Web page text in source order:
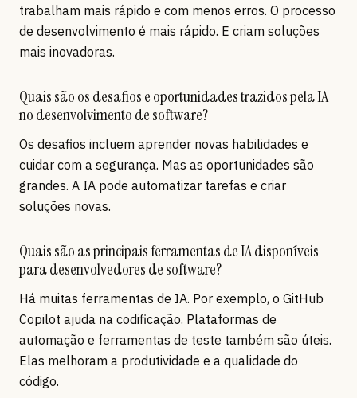
trabalham mais rápido e com menos erros. O processo
de desenvolvimento é mais rápido. E criam soluções
mais inovadoras.
Quais são os desafios e oportunidades trazidos pela IA
no desenvolvimento de software?
Os desafios incluem aprender novas habilidades e
cuidar com a segurança. Mas as oportunidades são
grandes. A IA pode automatizar tarefas e criar
soluções novas.
Quais são as principais ferramentas de IA disponíveis
para desenvolvedores de software?
Há muitas ferramentas de IA. Por exemplo, o GitHub
Copilot ajuda na codificação. Plataformas de
automação e ferramentas de teste também são úteis.
Elas melhoram a produtividade e a qualidade do
código.